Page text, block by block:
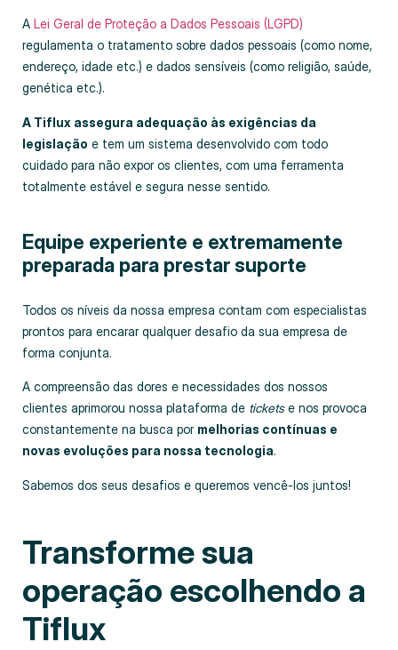
A Lei Geral de Proteção a Dados Pessoais (LGPD)
regulamenta o tratamento sobre dados pessoais (como nome,
endereço, idade etc.) e dados sensíveis (como religião, saúde,
genética etc.).
A Tiflux assegura adequação às exigências da
legislação e tem um sistema desenvolvido com todo
cuidado para não expor os clientes, com uma ferramenta
totalmente estável e segura nesse sentido.
Equipe experiente e extremamente
preparada para prestar suporte
Todos os níveis da nossa empresa contam com especialistas
prontos para encarar qualquer desafio da sua empresa de
forma conjunta.
A compreensão das dores e necessidades dos nossos
clientes aprimorou nossa plataforma de ticketse nos provoca
constantemente na busca por melhorias contínuas e
novas evoluções para nossa tecnologia.
Sabemos dos seus desafios e queremos vencê-los juntos!
Transforme sua
operação escolhendo a
Tiflux